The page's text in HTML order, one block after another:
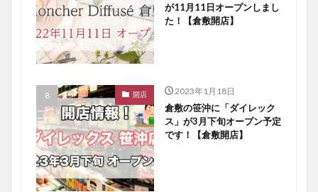
が11月11日オープンしまし
た！【倉敷開店】
開店 2023年1月18日
倉敷の笹沖に「ダイレック
ス」が3月下旬オープン予定
です！【倉敷開店】